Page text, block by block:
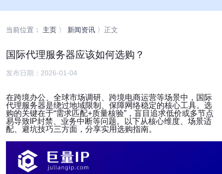
当前位置： 主页 〉 新闻资讯 〉正文
国际代理服务器应该如何选购？
发布日期：2026-01-04
在跨境办公、全球市场调研、跨境电商运营等场景中，国际
代理服务器是绕过地域限制、保障网络稳定的核心工具。选
购的关键在于“需求匹配+质量核验”，盲目追求低价或多节点
易导致IP封禁、业务中断等问题。以下从核心维度、场景适
配、避坑技巧三方面，分享实用选购指南。